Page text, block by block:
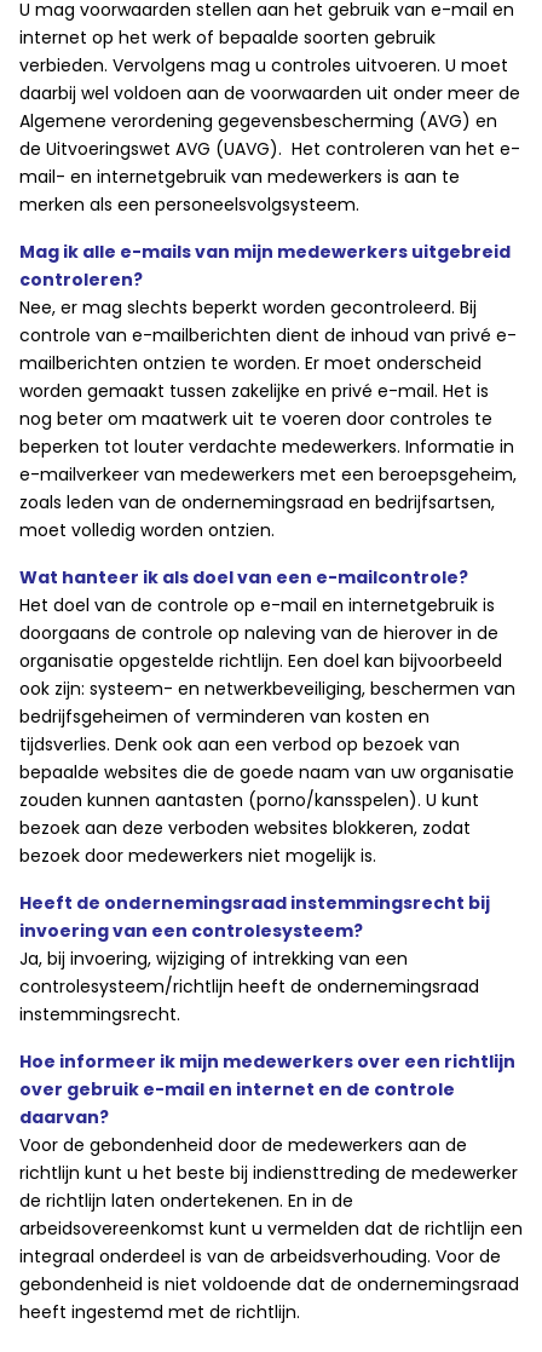
U mag voorwaarden stellen aan het gebruik van e-mail en
internet op het werk of bepaalde soorten gebruik
verbieden. Vervolgens mag u controles uitvoeren. U moet
daarbij wel voldoen aan de voorwaarden uit onder meer de
Algemene verordening gegevensbescherming (AVG) en
de Uitvoeringswet AVG (UAVG). Het controleren van het e-
mail- en internetgebruik van medewerkers is aan te
merken als een personeelsvolgsysteem.
Mag ik alle e-mails van mijn medewerkers uitgebreid
controleren?
Nee, er mag slechts beperkt worden gecontroleerd. Bij
controle van e-mailberichten dient de inhoud van privé e-
mailberichten ontzien te worden. Er moet onderscheid
worden gemaakt tussen zakelijke en privé e-mail. Het is
nog beter om maatwerk uit te voeren door controles te
beperken tot louter verdachte medewerkers. Informatie in
e-mailverkeer van medewerkers met een beroepsgeheim,
zoals leden van de ondernemingsraad en bedrijfsartsen,
moet volledig worden ontzien.
Wat hanteer ik als doel van een e-mailcontrole?
Het doel van de controle op e-mail en internetgebruik is
doorgaans de controle op naleving van de hierover in de
organisatie opgestelde richtlijn. Een doel kan bijvoorbeeld
ook zijn: systeem- en netwerkbeveiliging, beschermen van
bedrijfsgeheimen of verminderen van kosten en
tijdsverlies. Denk ook aan een verbod op bezoek van
bepaalde websites die de goede naam van uw organisatie
zouden kunnen aantasten (porno/kansspelen). U kunt
bezoek aan deze verboden websites blokkeren, zodat
bezoek door medewerkers niet mogelijk is.
Heeft de ondernemingsraad instemmingsrecht bij
invoering van een controlesysteem?
Ja, bij invoering, wijziging of intrekking van een
controlesysteem/richtlijn heeft de ondernemingsraad
instemmingsrecht.
Hoe informeer ik mijn medewerkers over een richtlijn
over gebruik e-mail en internet en de controle
daarvan?
Voor de gebondenheid door de medewerkers aan de
richtlijn kunt u het beste bij indiensttreding de medewerker
de richtlijn laten ondertekenen. En in de
arbeidsovereenkomst kunt u vermelden dat de richtlijn een
integraal onderdeel is van de arbeidsverhouding. Voor de
gebondenheid is niet voldoende dat de ondernemingsraad
heeft ingestemd met de richtlijn.